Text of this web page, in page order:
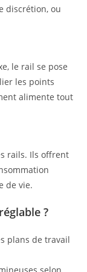
discrétion, ou
le rail se pose
les points
alimente tout
rails. Ils offrent
de vie.
?
plans de travail